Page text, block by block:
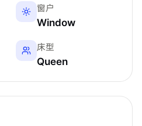
窗户
Window
床型
Queen